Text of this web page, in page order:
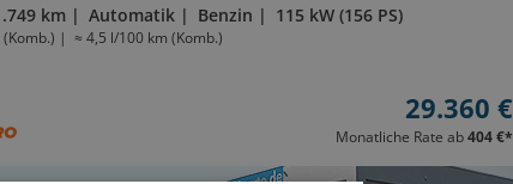
km Automatik Benzin 115 kW (156 PS)
≈ 4,5 l/100 km (Komb.)
29.360 €
Monatliche Rate ab404 €*